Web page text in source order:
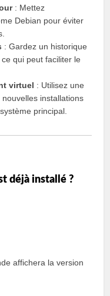
: Mettez
Debian pour éviter
: Gardez un historique
qui peut faciliter le
virtuel : Utilisez une
installations
principal.
déjà installé ?
affichera la version